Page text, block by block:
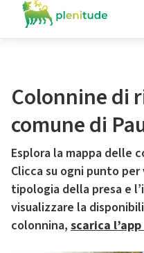
Colonnine di
comune di
Esplora la mappa delle
Clicca su ogni punto
tipologia della presa e
visualizzare la
colonnina, scarica